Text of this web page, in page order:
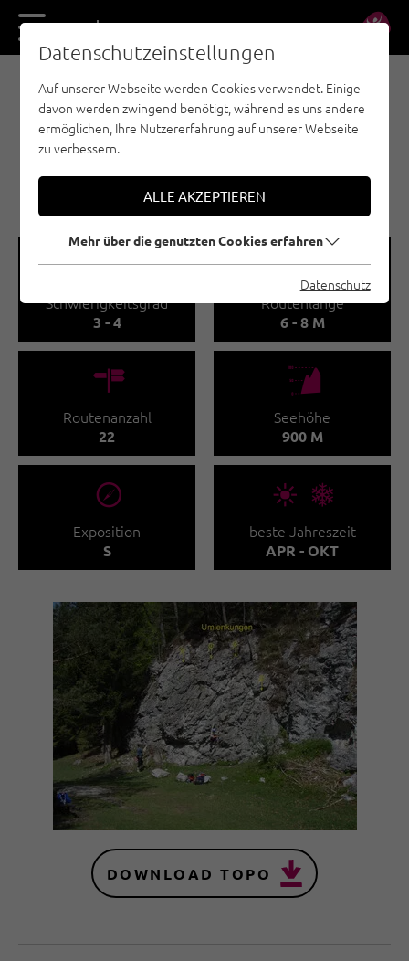
DE EN
SPORTKLETTERN - STEINBERGE
KINDERÜBUNGSFELS
HALSER GRUND
🅟 Familienfreundlich
🞽
Schwierigkeitsgrad
3 - 4
🔹
Routenlänge
6 - 8 M
🍫
Routenanzahl
22
🞱
Seehöhe
900 M
🞂
Exposition
S
🞀🖈
beste Jahreszeit
APR - OKT
DOWNLOAD TOPO
Datenschutzeinstellungen
Auf unserer Webseite werden Cookies verwendet. Einige
davon werden zwingend benötigt, während es uns andere
ermöglichen, Ihre Nutzererfahrung auf unserer Webseite
zu verbessern.
ALLE AKZEPTIEREN
Mehr über die genutzten Cookies erfahren
Datenschutz